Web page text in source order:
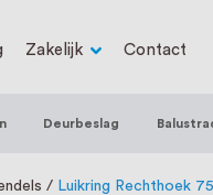
met
we RVS op
bij ons
Zakelijk Contact
Deurbeslag
Luikring Rechthoek